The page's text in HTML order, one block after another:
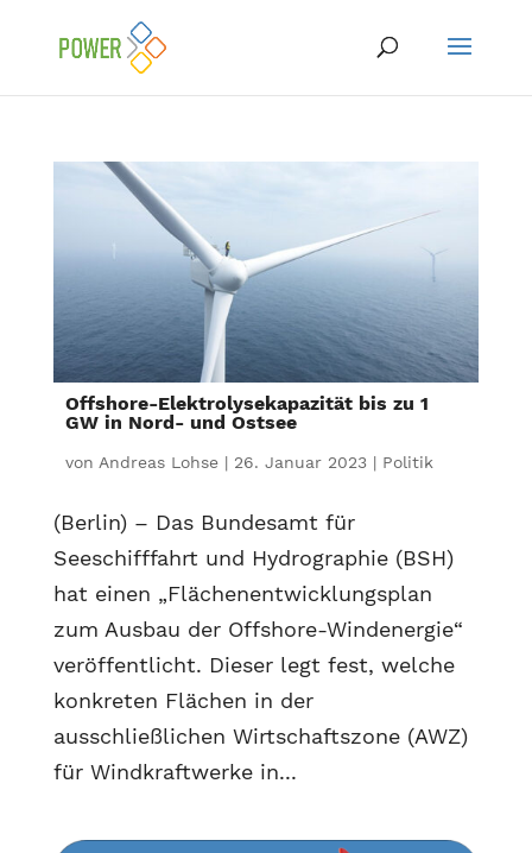
Offshore-Elektrolysekapazität bis zu 1
GW in Nord- und Ostsee
von Andreas Lohse| 26. Januar 2023| Politik
(Berlin) – Das Bundesamt für
Seeschifffahrt und Hydrographie (BSH)
hat einen „Flächenentwicklungsplan
zum Ausbau der Offshore-Windenergie“
veröffentlicht. Dieser legt fest, welche
konkreten Flächen in der
ausschließlichen Wirtschaftszone (AWZ)
für Windkraftwerke in...